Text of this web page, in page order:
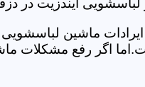
ایندزیت در
ماشین
اگر رفع مشکلات